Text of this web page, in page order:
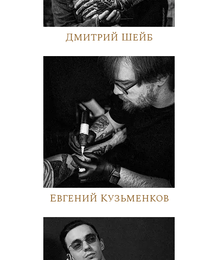
Дмитрий Шейб
Евгений Кузьменков